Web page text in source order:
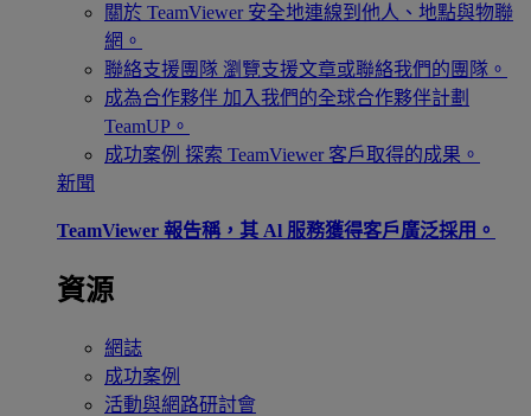
關於 TeamViewer 安全地連線到他人、地點與物聯
網。
聯絡支援團隊 瀏覽支援文章或聯絡我們的團隊。
成為合作夥伴 加入我們的全球合作夥伴計劃
TeamUP。
成功案例 探索 TeamViewer 客戶取得的成果。
新聞
TeamViewer 報告稱，其 Al 服務獲得客戶廣泛採用。
資源
網誌
成功案例
活動與網路研討會